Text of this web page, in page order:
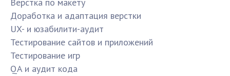
Верстка по макету
Доработка и адаптация верстки
UX- и юзабилити-аудит
Тестирование сайтов и приложений
Тестирование игр
QA и аудит кода